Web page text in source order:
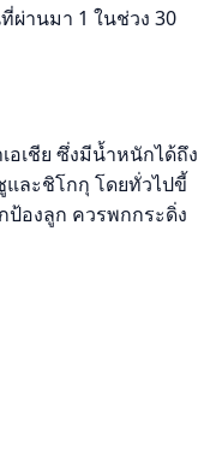
ผ่านมา 1 ในช่วง 30
อเชีย ซึ่งมีน้ำหนักได้ถึง
และชิโกกุ โดยทั่วไปขี้
ป้องลูก ควรพกกระดิ่ง